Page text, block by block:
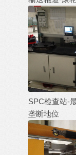
SPC检查站-
垄断地位